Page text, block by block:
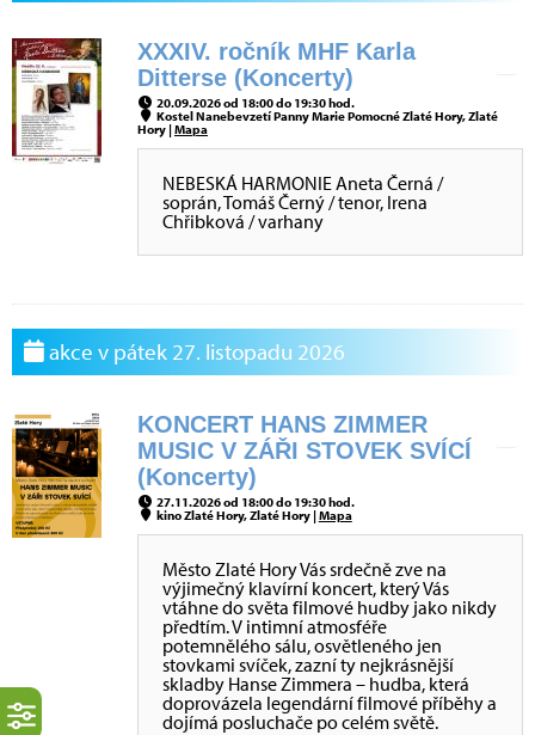
XXXIV. ročník MHF Karla
Ditterse (Koncerty)
20.09.2026 od 18:00 do 19:30 hod.
Kostel Nanebevzetí Panny Marie Pomocné Zlaté Hory, Zlaté
Hory |Mapa
NEBESKÁ HARMONIE Aneta Černá /
soprán, Tomáš Černý / tenor, Irena
Chřibková / varhany
akce v pátek 27. listopadu 2026
KONCERT HANS ZIMMER
MUSIC V ZÁŘI STOVEK SVÍCÍ
(Koncerty)
27.11.2026 od 18:00 do 19:30 hod.
kino Zlaté Hory, Zlaté Hory |Mapa
Město Zlaté Hory Vás srdečně zve na
výjimečný klavírní koncert, který Vás
vtáhne do světa filmové hudby jako nikdy
předtím. V intimní atmosféře
potemnělého sálu, osvětleného jen
stovkami svíček, zazní ty nejkrásnější
skladby Hanse Zimmera – hudba, která
doprovázela legendární filmové příběhy a
dojímá posluchače po celém světě.